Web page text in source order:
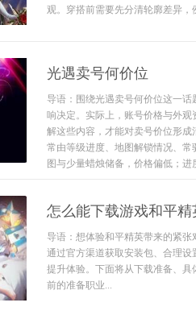
观。穿搭前需要先分清轮廓差异，
光遇卖号何价位
导语：围绕光遇卖号何价位这一
响决定。实际上，账号价格与外
解这些内容，才能对卖号价位形
常由等级进度、地图解锁情况、
图与少量蜡烛储备，价格偏低；进
怎么能下载游戏和平精
导语：想体验和平精英带来的紧
通过官方渠道获取安装包、合理
提升体验。下面将从下载准备、
前的准备职业...